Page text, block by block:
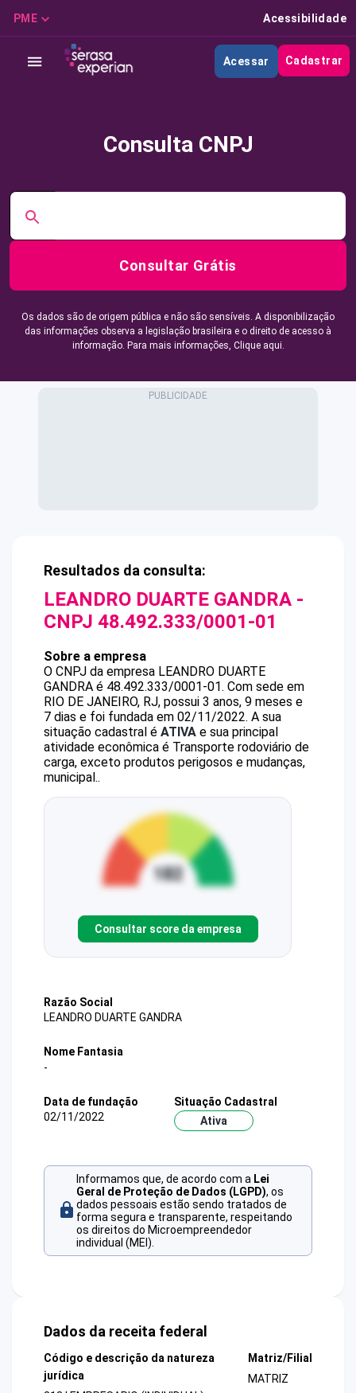
PME Acessibilidade
Acessar Cadastrar
Consulta CNPJ
Consultar Grátis
Os dados são de origem pública e não são sensíveis. A disponibilização
das informações observa a legislação brasileira e o direito de acesso à
informação. Para mais informações, Clique aqui.
Resultados da consulta:
LEANDRO DUARTE GANDRA -
CNPJ 48.492.333/0001-01
Sobre a empresa
O CNPJ da empresa LEANDRO DUARTE
GANDRA é 48.492.333/0001-01. Com sede em
RIO DE JANEIRO, RJ, possui 3 anos, 9 meses e
7 dias e foi fundada em 02/11/2022. A sua
situação cadastral é ATIVA e sua principal
atividade econômica é Transporte rodoviário de
carga, exceto produtos perigosos e mudanças,
municipal..
Consultar score da empresa
Razão Social
LEANDRO DUARTE GANDRA
Nome Fantasia
-
Data de fundação
02/11/2022
Situação Cadastral
Ativa
Informamos que, de acordo com a Lei
Geral de Proteção de Dados (LGPD), os
dados pessoais estão sendo tratados de
forma segura e transparente, respeitando
os direitos do Microempreendedor
individual (MEI).
Dados da receita federal
Código e descrição da natureza
jurídica
Matriz/Filial
MATRIZ